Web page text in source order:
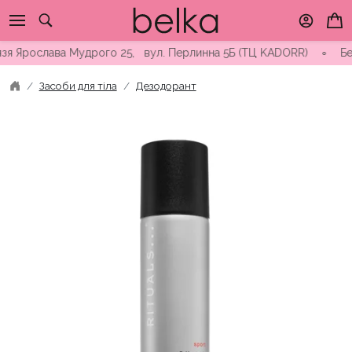
to
content Мудрого 25, вул. Перлинна 5Б (ТЦ KADORR) ∘
Засоби для тіла Дезодорант